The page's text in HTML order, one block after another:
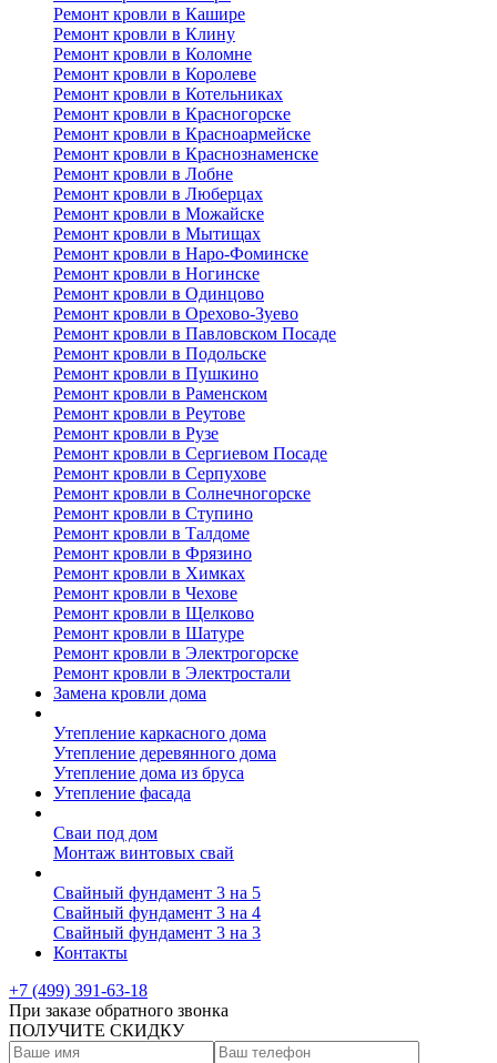
Ремонт кровли в Кашире
Ремонт кровли в Клину
Ремонт кровли в Коломне
Ремонт кровли в Королеве
Ремонт кровли в Котельниках
Ремонт кровли в Красногорске
Ремонт кровли в Красноармейске
Ремонт кровли в Краснознаменске
Ремонт кровли в Лобне
Ремонт кровли в Люберцах
Ремонт кровли в Можайске
Ремонт кровли в Мытищах
Ремонт кровли в Наро-Фоминске
Ремонт кровли в Ногинске
Ремонт кровли в Одинцово
Ремонт кровли в Орехово-Зуево
Ремонт кровли в Павловском Посаде
Ремонт кровли в Подольске
Ремонт кровли в Пушкино
Ремонт кровли в Раменском
Ремонт кровли в Реутове
Ремонт кровли в Рузе
Ремонт кровли в Сергиевом Посаде
Ремонт кровли в Серпухове
Ремонт кровли в Солнечногорске
Ремонт кровли в Ступино
Ремонт кровли в Талдоме
Ремонт кровли в Фрязино
Ремонт кровли в Химках
Ремонт кровли в Чехове
Ремонт кровли в Щелково
Ремонт кровли в Шатуре
Ремонт кровли в Электрогорске
Ремонт кровли в Электростали
Замена кровли дома
Утепление каркасного дома
Утепление деревянного дома
Утепление дома из бруса
Утепление фасада
Сваи под дом
Монтаж винтовых свай
Свайный фундамент 3 на 5
Свайный фундамент 3 на 4
Свайный фундамент 3 на 3
Контакты
+7 (499) 391-63-18
При заказе обратного звонка
ПОЛУЧИТЕ СКИДКУ